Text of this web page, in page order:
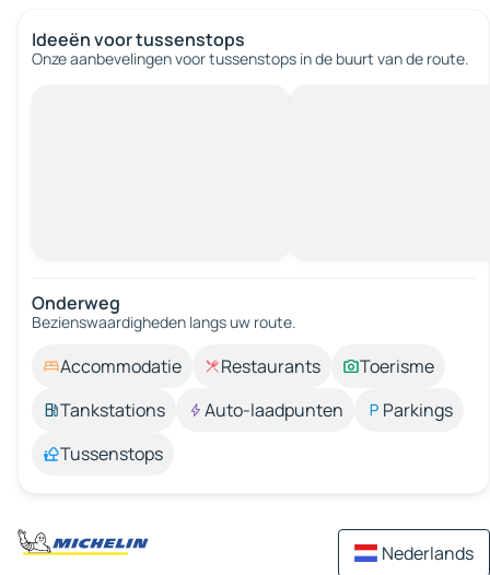
Ideeën voor tussenstops
Onze aanbevelingen voor tussenstops in de buurt van de route.
Onderweg
Bezienswaardigheden langs uw route.
Accommodatie Restaurants
Toerisme
Tankstations
Auto-laadpunten
Parkings
Tussenstops
Nederlands